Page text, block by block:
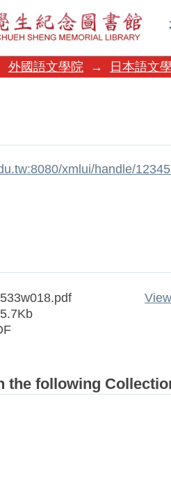
外國語文學院 → 日本語文
xmlui/handle/
the following